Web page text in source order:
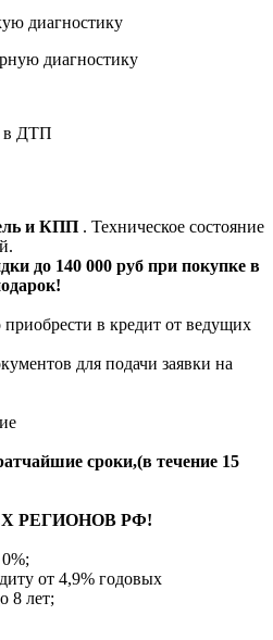
диагностику
диагностику
в ДТП
и КПП . Техническое состояние
до 140 000 руб при покупке в
в кредит от ведущих
для подачи заявки на
сроки,(в течение 15
РЕГИОНОВ РФ!
от 4,9% годовых
8 лет;